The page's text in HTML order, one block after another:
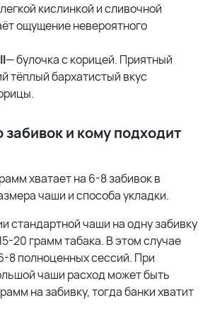
кислинкой и сливочной
ощущение невероятного
— булочка с корицей. Приятный
тёплый бархатистый вкус
забивок и кому подходит
хватает на 6-8 забивок в
чаши и способа укладки.
стандартной чаши на одну забивку
20 грамм табака. В этом случае
8 полноценных сессий. При
чаши расход может быть
на забивку, тогда банки хватит